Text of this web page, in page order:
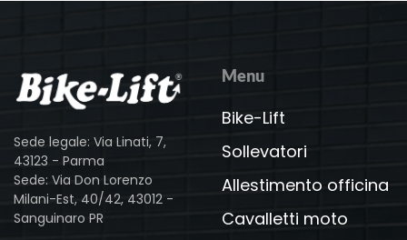
Sede legale: Via Linati, 7,
43123 - Parma
Sede: Via Don Lorenzo
Milani-Est, 40/42, 43012 -
Sanguinaro PR
Menu
Bike-Lift
Sollevatori
Allestimento officina
Cavalletti moto